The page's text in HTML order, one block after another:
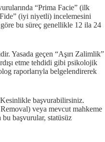
“Prima Facie” (ilk
Fide” (iyi niyetli) incelemesini
bu süreç genellikle 12 ila 24
Yasada geçen “Aşırı Zalimlik”
etme tehdidi gibi psikolojik
raporlarıyla belgelendirerek
Kesinlikle başvurabilirsiniz.
Removal) veya mevcut mahkeme
başvurular, statüsüz